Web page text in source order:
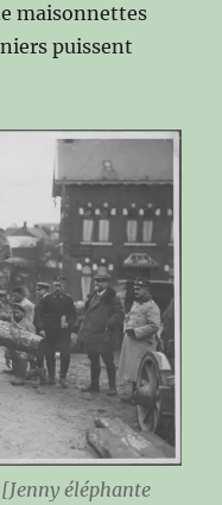
maisonnettes
puissent
éléphante